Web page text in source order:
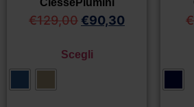
CiessePiumini
€129,00 €90,30
Scegli
€